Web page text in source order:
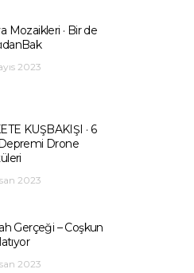
Mozaikleri · Bir de
2023
KUŞBAKIŞI · 6
Drone
2023
Gerçeği – Coşkun
2023